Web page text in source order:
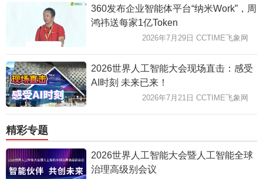
360发布企业智能体平台“纳米Work”，周
鸿祎送每家1亿Token
2026年7月29日 CCTIME飞象网
2026世界人工智能大会现场直击：感受
AI时刻 未来已来！
2026年7月21日 CCTIME飞象网
精彩专题
2026世界人工智能大会暨人工智能全球
治理高级别会议